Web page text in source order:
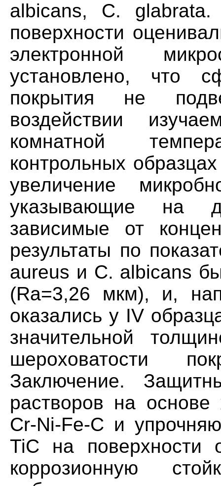
albicans, С. glabrata.
поверхности
электронной
установлено, что
покрытия не
воздействии
комнатной
контрольных
увеличение
указывающие на
зависимые от
результаты по
aureus и С. albicans
(Rа=3,26 мкм), и,
оказались у IV
значительной
шероховатости
Заключение.
растворов на
Cr-Ni-Fe-C и
TiC на поверхности
коррозионную